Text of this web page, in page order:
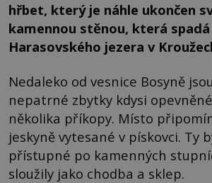
hřbet, který je náhle ukončen
kamennou stěnou, která
Harasovského jezera v
Nedaleko od vesnice Bosyně
nepatrné zbytky kdysi
několika příkopy. Místo
jeskyně vytesané v pískovci. Ty
přístupné po kamenných
sloužily jako chodba a sklep.